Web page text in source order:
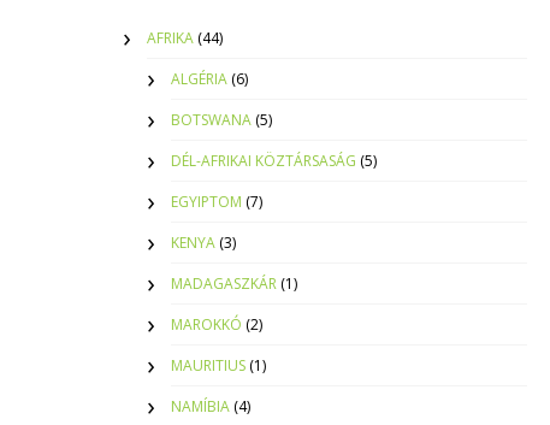
AFRIKA (44)
ALGÉRIA (6)
BOTSWANA (5)
DÉL-AFRIKAI KÖZTÁRSASÁG (5)
EGYIPTOM (7)
KENYA (3)
MADAGASZKÁR (1)
MAROKKÓ (2)
MAURITIUS (1)
NAMÍBIA (4)